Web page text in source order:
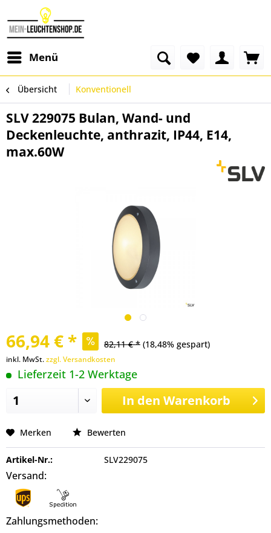
Menü
Übersicht Konventionell
SLV 229075 Bulan, Wand- und
Deckenleuchte, anthrazit, IP44, E14,
max.60W
66,94 € * 82,11 € * (18,48% gespart)
inkl. MwSt.zzgl. Versandkosten
Lieferzeit 1-2 Werktage
In den Warenkorb
Merken Bewerten
Artikel-Nr.: SLV229075
Versand:
Zahlungsmethoden: